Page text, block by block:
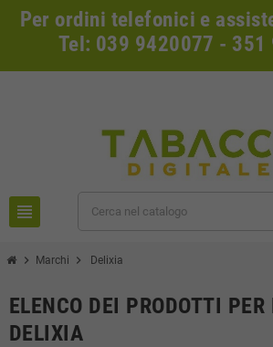
Per ordini telefonici e
Tel: 039 9420077 - 351
view_headline
chevron_right Marchi chevron_right Delixia
ELENCO DEI PRODOTTI
DELIXIA